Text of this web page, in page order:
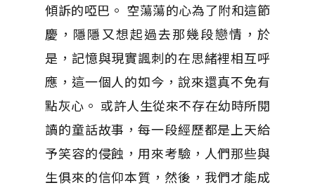
傾訴的啞巴。 空蕩蕩的心為了附和這節
慶，隱隱又想起過去那幾段戀情，於
是，記憶與現實諷刺的在思緒裡相互呼
應，這一個人的如今，說來還真不免有
點灰心。 或許人生從來不存在幼時所閱
讀的童話故事，每一段經歷都是上天給
予笑容的侵蝕，用來考驗，人們那些與
生俱來的信仰本質，然後，我們才能成